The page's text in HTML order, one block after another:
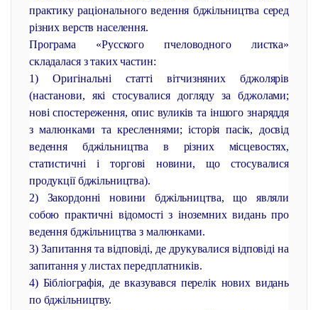
практику раціонального ведення бджільництва серед
різних верств населення.
Програма «Русского пчеловодного листка»
складалася з таких частин:
1) Оригінальні статті вітчизняних бджолярів
(настанови, які стосувалися догляду за бджолами;
нові спостереження, опис вуликів та іншого знаряддя
з малюнками та кресленнями; історія пасік, досвід
ведення бджільництва в різних місцевостях,
статистичні і торгові новини, що стосувалися
продукції бджільництва).
2) Закордонні новини бджільництва, що являли
собою практичні відомості з іноземних видань про
ведення бджільництва з малюнками.
3) Запитання та відповіді, де друкувалися відповіді на
запитання у листах передплатників.
4) Бібліографія, де вказувався перелік нових видань
по бджільництву.